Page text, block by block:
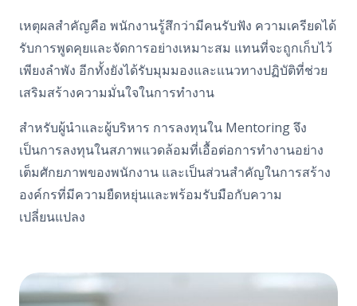
เหตุผลสำคัญคือ พนักงานรู้สึกว่ามีคนรับฟัง ความเครียดได้
รับการพูดคุยและจัดการอย่างเหมาะสม แทนที่จะถูกเก็บไว้
เพียงลำพัง อีกทั้งยังได้รับมุมมองและแนวทางปฏิบัติที่ช่วย
เสริมสร้างความมั่นใจในการทำงาน
สำหรับผู้นำและผู้บริหาร การลงทุนใน Mentoring จึง
เป็นการลงทุนในสภาพแวดล้อมที่เอื้อต่อการทำงานอย่าง
เต็มศักยภาพของพนักงาน และเป็นส่วนสำคัญในการสร้าง
องค์กรที่มีความยืดหยุ่นและพร้อมรับมือกับความ
เปลี่ยนแปลง